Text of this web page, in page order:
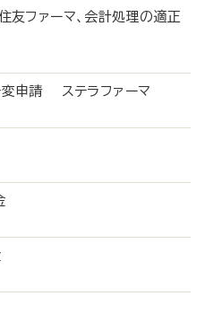
ファーマ、会計処理の適正
変申請 ステラファーマ
金